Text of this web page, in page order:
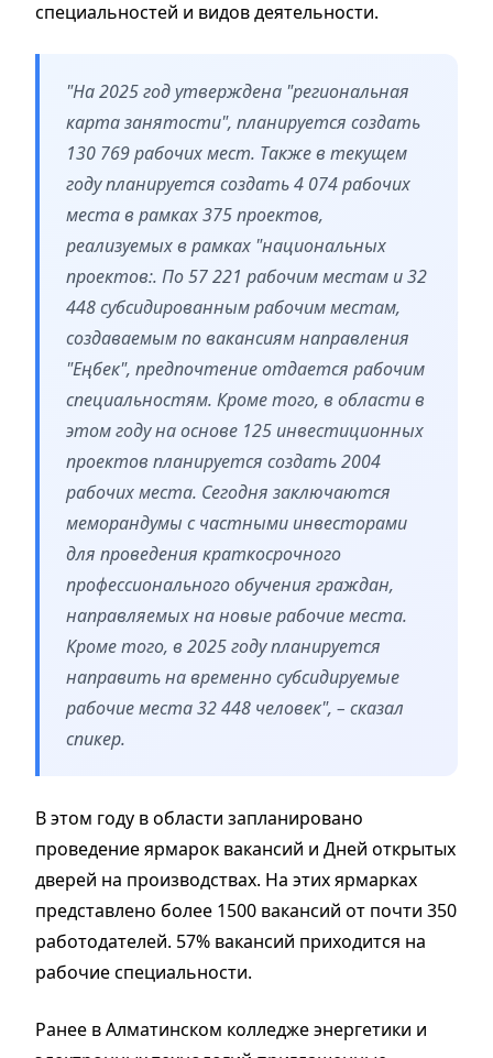
специальностей и видов деятельности.
"На 2025 год утверждена "региональная
карта занятости", планируется создать
130 769 рабочих мест. Также в текущем
году планируется создать 4 074 рабочих
места в рамках 375 проектов,
реализуемых в рамках "национальных
проектов:. По 57 221 рабочим местам и 32
448 субсидированным рабочим местам,
создаваемым по вакансиям направления
"Еңбек", предпочтение отдается рабочим
специальностям. Кроме того, в области в
этом году на основе 125 инвестиционных
проектов планируется создать 2004
рабочих места. Сегодня заключаются
меморандумы с частными инвесторами
для проведения краткосрочного
профессионального обучения граждан,
направляемых на новые рабочие места.
Кроме того, в 2025 году планируется
направить на временно субсидируемые
рабочие места 32 448 человек", – сказал
спикер.
В этом году в области запланировано
проведение ярмарок вакансий и Дней открытых
дверей на производствах. На этих ярмарках
представлено более 1500 вакансий от почти 350
работодателей. 57% вакансий приходится на
рабочие специальности.
Ранее в Алматинском колледже энергетики и